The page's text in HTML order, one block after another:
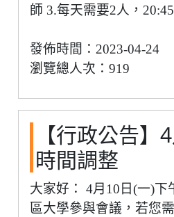
師 3.每天需要2人，
發佈時間：2023-04-24
瀏覽總人次：919
【行政公告
時間調整
大家好： 4月10日(一)下
區大學參與會議，若您